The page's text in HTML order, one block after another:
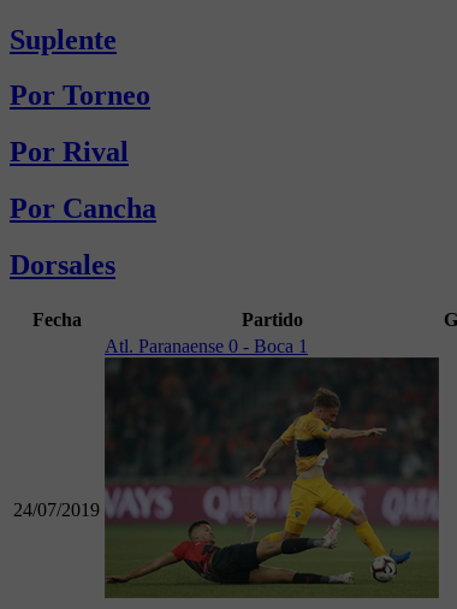
Suplente
Por Torneo
Por Rival
Por Cancha
Dorsales
Fecha Partido
24/07/2019
Atl. Paranaense 0 - Boca 1